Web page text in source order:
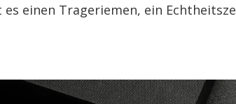
einen Trageriemen, ein